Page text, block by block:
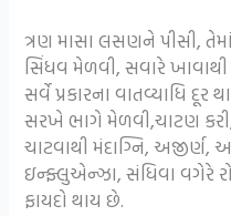
ત્રણ માસા લસણને પીસી,
સિંધવ મેળવી, સવારે
સર્વે પ્રકારના વાતવ્યાધિ
સરખે ભાગે મેળવી,ચાટણ
ચાટવાથી મંદાગ્નિ,
ઇન્ફ્લુએન્ઝા, સંધિવા વગેરે
ફાયદો થાય છે.